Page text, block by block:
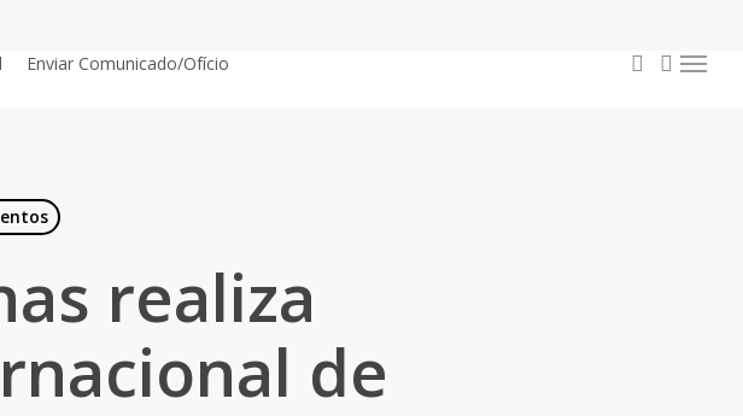
Enviar Comunicado/Ofício procurar
conta
Menu
realiza
de